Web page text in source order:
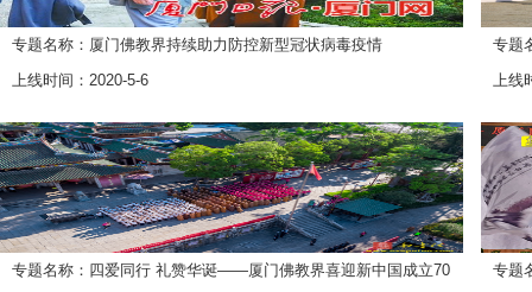
专题名称：厦门佛教界持续助力防控新型冠状病毒疫情
上线时间：2020-5-6
专题
上线
专题名称：四爱同行 礼赞华诞——厦门佛教界喜迎新中国成立70 专题